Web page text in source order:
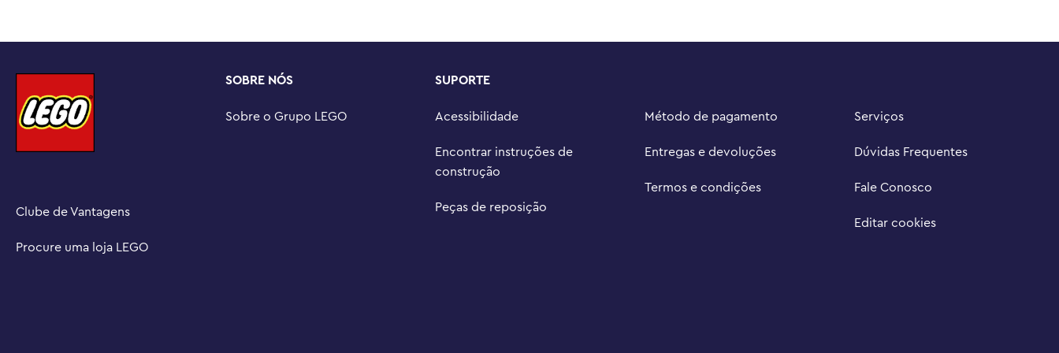
Clube de Vantagens
Procure uma loja LEGO
SOBRE NÓS
Sobre o Grupo LEGO
SUPORTE
Acessibilidade
Encontrar instruções de
construção
Peças de reposição
Método de pagamento
Entregas e devoluções
Termos e condições
Serviços
Dúvidas Frequentes
Fale Conosco
Editar cookies